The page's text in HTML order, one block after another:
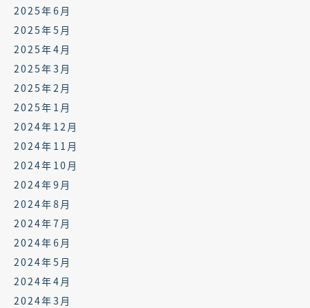
2025年6月
2025年5月
2025年4月
2025年3月
2025年2月
2025年1月
2024年12月
2024年11月
2024年10月
2024年9月
2024年8月
2024年7月
2024年6月
2024年5月
2024年4月
2024年3月